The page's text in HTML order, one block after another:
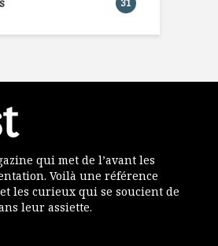
qui met de l’avant les
Voilà une référence
les curieux qui se soucient de
leur assiette.